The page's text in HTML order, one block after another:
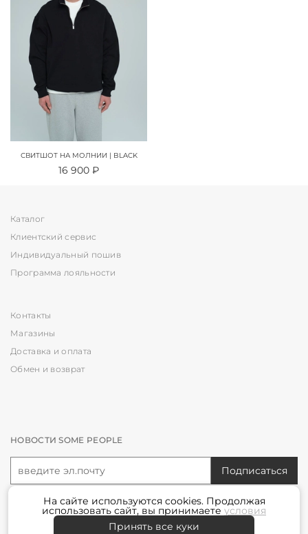
СВИТШОТ НА МОЛНИИ | BLACK
16 900 ₽
Каталог
Клиентский сервис
Индивидуальный пошив
Программа лояльности
Контакты
Магазины
Доставка и оплата
Обмен и возврат
НОВОСТИ SOME PEOPLE
Подписаться
Я принимаю условияполитики конфиденциальности
На сайте используются cookies. Продолжая
использовать сайт, вы принимаете условия
Принять все куки